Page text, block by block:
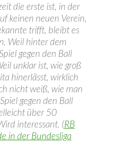
die erste ist, in der
keinen neuen Verein,
trifft, bleibt es
Weil hinter dem
gegen den Ball
unklar ist, wie groß
hinerlässt, wirklich
nicht weiß, wie man
gegen den Ball
über 50
interessant. (RB
in der Bundesliga